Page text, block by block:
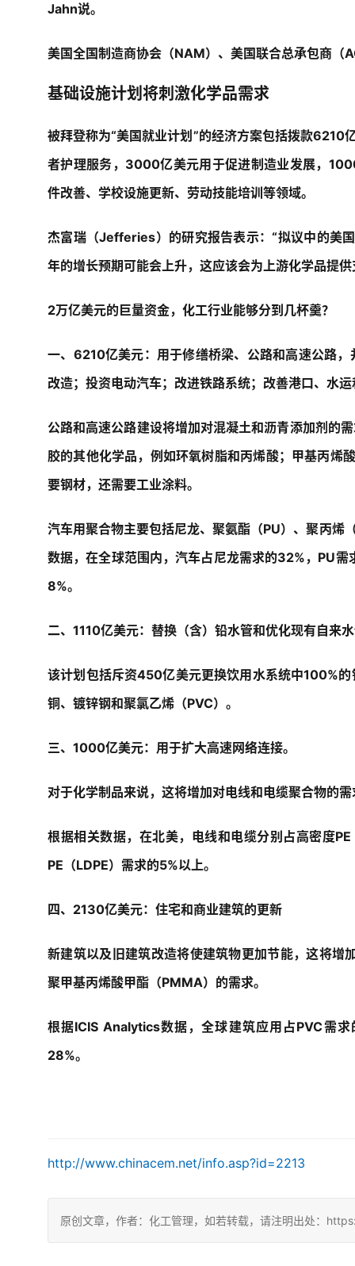
Jahn说。
美国全国制造商协会（NAM）、美国联合总承包商（
基础设施计划将刺激化学品需求
被拜登称为“美国就业计划”的经济方案包括拨款
者护理服务，3000亿美元用于促进制造业发展，
件改善、学校设施更新、劳动技能培训等领域。
杰富瑞（Jefferies）的研究报告表示：“拟议中的美
年的增长预期可能会上升，这应该会为上游化学品提供
2万亿美元的巨量资金，化工行业能够分到几杯羹？
一、6210亿美元： 用于修缮桥梁、公路和高速公路
改造；投资电动汽车；改进铁路系统；改善港口、水
公路和高速公路建设将增加对混凝土和沥青添加剂的
胶的其他化学品，例如环氧树脂和丙烯酸；甲基丙烯
要钢材，还需要工业涂料。
汽车用聚合物主要包括尼龙、聚氨酯（PU）、聚丙烯
数据，在全球范围内，汽车占尼龙需求的32%，PU
8%。
二、1110亿美元： 替换（含）铅水管和优化现有自来
该计划包括斥资450亿美元更换饮用水系统中100%
铜、镀锌钢和聚氯乙烯（PVC）。
三、1000亿美元： 用于扩大高速网络连接。
对于化学制品来说，这将增加对电线和电缆聚合物的需
根据相关数据，在北美，电线和电缆分别占高密度
PE（LDPE）需求的5%以上。
四、2130亿美元： 住宅和商业建筑的更新
新建筑以及旧建筑改造将使建筑物更加节能，这将增
聚甲基丙烯酸甲酯（PMMA）的需求。
根据ICIS Analytics数据，全球建筑应用占PVC需
28%。
http://www.chinacem.net/info.asp?id=2213
原创文章，作者：化工管理，如若转载，请注明出处：